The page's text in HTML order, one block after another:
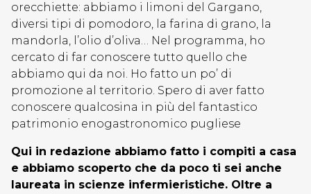
orecchiette: abbiamo i limoni del Gargano,
diversi tipi di pomodoro, la farina di grano, la
mandorla, l’olio d’oliva… Nel programma, ho
cercato di far conoscere tutto quello che
abbiamo qui da noi. Ho fatto un po’ di
promozione al territorio. Spero di aver fatto
conoscere qualcosina in più del fantastico
patrimonio enogastronomico pugliese
Qui in redazione abbiamo fatto i compiti a casa
e abbiamo scoperto che da poco ti sei anche
laureata in scienze infermieristiche. Oltre a